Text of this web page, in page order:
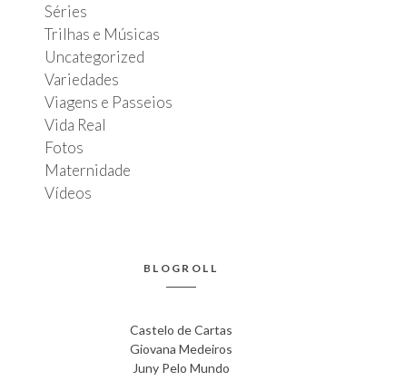
Séries
Trilhas e Músicas
Uncategorized
Variedades
Viagens e Passeios
Vida Real
Fotos
Maternidade
Vídeos
BLOGROLL
Castelo de Cartas
Giovana Medeiros
Juny Pelo Mundo